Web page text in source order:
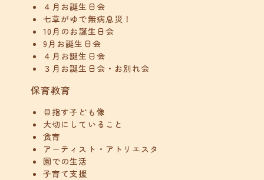
４月お誕生日会
七草がゆで無病息災！
10月のお誕生日会
9月お誕生日会
４月お誕生日会
３月お誕生日会・お別れ会
保育教育
目指す子ども像
大切にしていること
食育
アーティスト・アトリエスタ
園での生活
子育て支援